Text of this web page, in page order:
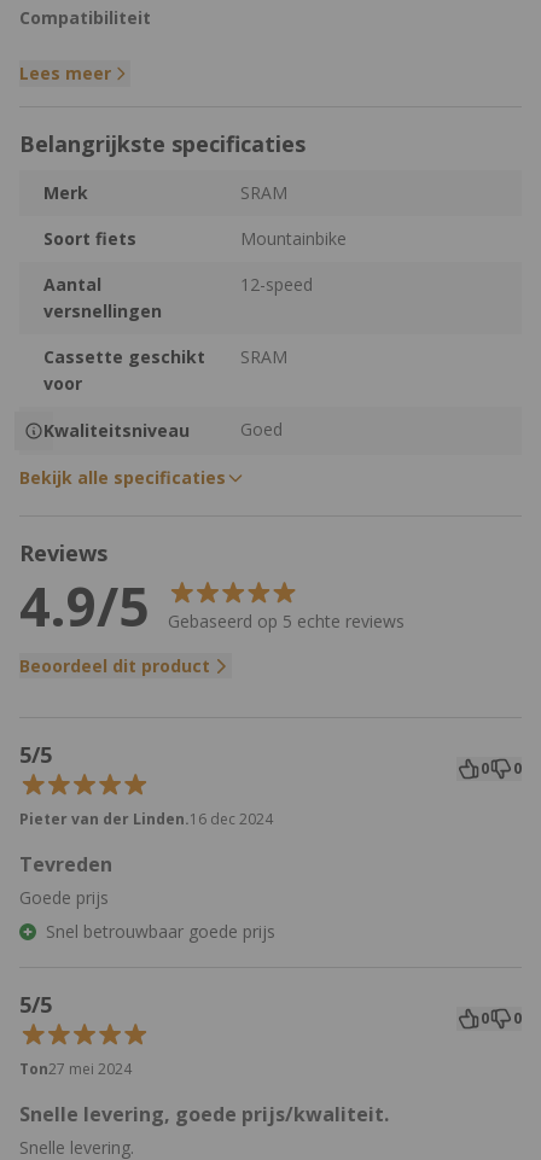
Compatibiliteit
Geschikt voor SRAM 12-speed mountainbikegroepen met
Niet geschikt voor montage op SRAM XD body
Lees meer
Belangrijkste specificaties
Merk
SRAM
Soort fiets
Mountainbike
Aantal
versnellingen
12-speed
Cassette geschikt
voor
SRAM
Kwaliteitsniveau Goed
Bekijk alle specificaties
Reviews
4.9/5
Gebaseerd op 5 echte reviews
Beoordeel dit product
5/5 0 0
Pieter van der Linden.16 dec 2024
Tevreden
Goede prijs
Snel betrouwbaar goede prijs
5/5 0 0
Ton27 mei 2024
Snelle levering, goede prijs/kwaliteit.
Snelle levering.